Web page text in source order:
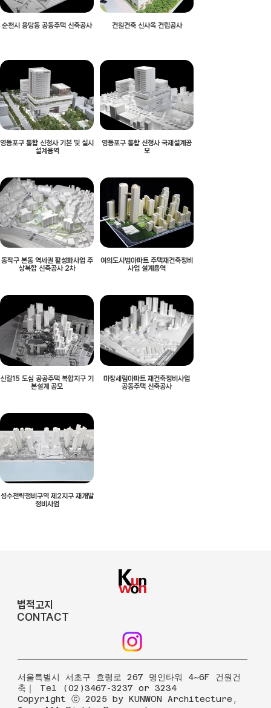
순천시 용당동 공동주택 신축공사 건원건축 신사옥 건립공사
영등포구 통합 신청사 기본 및 실시
설계용역
영등포구 통합 신청사 국제설계공
모
동작구 본동 역세권 활성화사업 주
상복합 신축공사 2차
여의도시범아파트 주택재건축정비
사업 설계용역
신길15 도심 공공주택 복합지구 기
본설계 공모
마장세림아파트 재건축정비사업
공동주택 신축공사
성수전략정비구역 제2지구 재개발
정비사업
법적고지
CONTACT
​서울특별시 서초구 효령로 267 명인타워 4~6F 건원건
축｜ Tel (02)3467-3237 or 3234
Copyright ⓒ 2025 by KUNWON Architecture,